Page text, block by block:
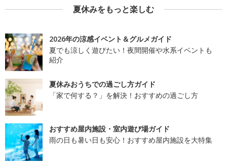
夏休みをもっと楽しむ
2026年の涼感イベント＆グルメガイド
夏でも涼しく遊びたい！夜間開催や水系イベントも
紹介
夏休みおうちでの過ごし方ガイド
「家で何する？」を解決！おすすめの過ごし方
おすすめ屋内施設・室内遊び場ガイド
雨の日も暑い日も安心！おすすめ屋内施設を大特集